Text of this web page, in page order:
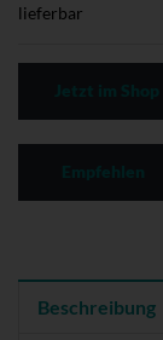
lieferbar
Beschreibung